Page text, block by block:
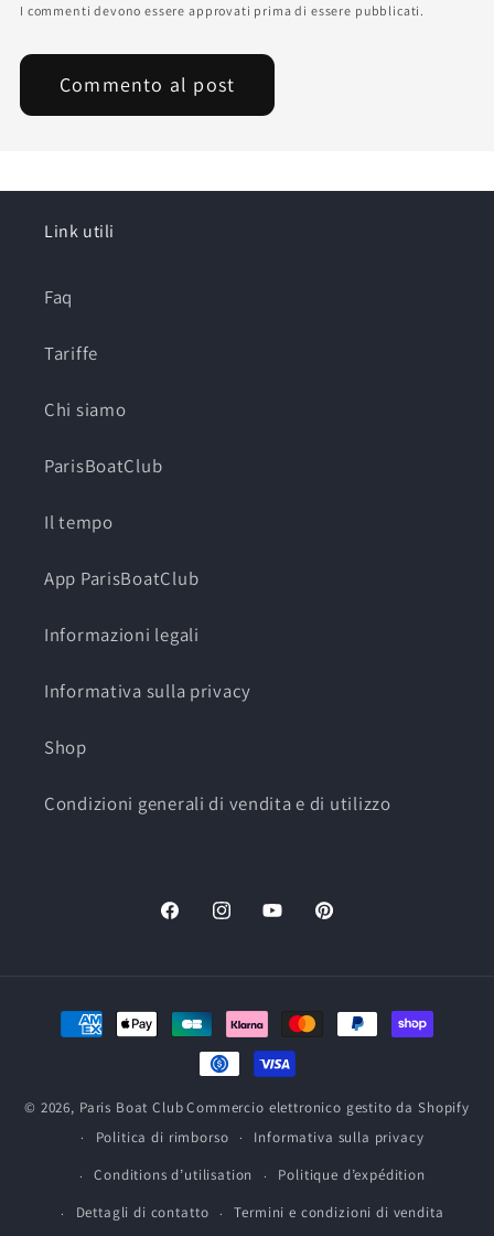
I commenti devono essere approvati prima di essere pubblicati.
Link utili
Faq
Tariffe
Chi siamo
ParisBoatClub
Il tempo
App ParisBoatClub
Informazioni legali
Informativa sulla privacy
Shop
Condizioni generali di vendita e di utilizzo
FacebookInstagramYouTubePinterest
Mezzi
di
© 2026, Paris Boat ClubCommercio elettronico gestito da Shopify
Politica di rimborso
Informativa sulla privacy
Conditions d’utilisation Politique d’expédition
Dettagli di contatto Termini e condizioni di vendita